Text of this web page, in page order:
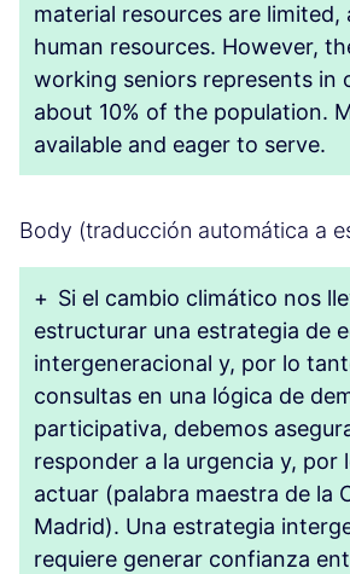
material resources are limited,
human resources. However,
working seniors represents in
about 10% of the population.
available and eager to serve.
Body (traducción automática a
+ Si el cambio climático nos
estructurar una estrategia de
intergeneracional y, por lo
consultas en una lógica de
participativa, debemos
responder a la urgencia y, por
actuar (palabra maestra de la
Madrid). Una estrategia
requiere generar confianza